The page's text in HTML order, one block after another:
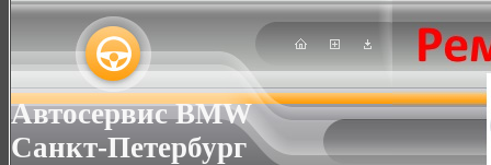
Автосервис BMW
Санкт-Петербург